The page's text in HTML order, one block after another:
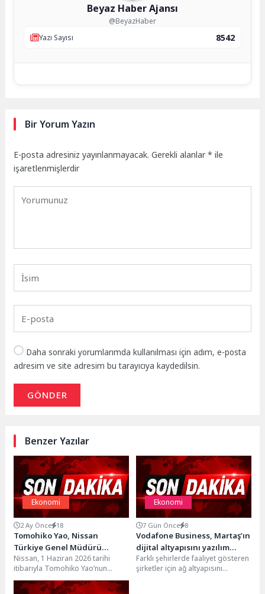
Beyaz Haber Ajansı
@BeyazHaber
Yazı Sayısı
8542
Bir Yorum Yazın
E-posta adresiniz yayınlanmayacak. Gerekli alanlar* ile
işaretlenmişlerdir
Daha sonraki yorumlarımda kullanılması için adım, e-posta
adresim ve site adresim bu tarayıcıya kaydedilsin.
GÖNDER
Benzer Yazılar
Ekonomi
2 Ay Önce 18
Tomohiko Yao, Nissan
Türkiye Genel Müdürü
Olarak Atandı
Nissan, 1 Haziran 2026 tarihi
itibarıyla Tomohiko Yao’nun
Nissan Türkiye Genel Müdürü
olarak atandığını duyurdu.Yao,...
Ekonomi
7 Gün Önce 8
Vodafone Business, Martaş’ın
dijital altyapısını yazılım
tabanlı ağ yönetimine (SD-
WAN) geçirerek güçlendirdi
Farklı şehirlerde faaliyet gösteren
şirketler için ağ altyapısını